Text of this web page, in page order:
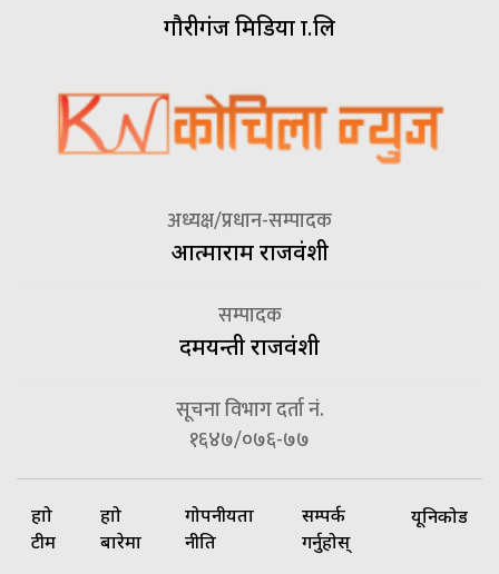
गौरीगंज मिडिया प्रा.लि
अध्यक्ष/प्रधान-सम्पादक
आत्माराम राजवंशी
सम्पादक
दमयन्ती राजवंशी
सूचना विभाग दर्ता नं.
१६४७/०७६-७७
हाम्रो
टीम
हाम्रो
बारेमा
गोपनीयता
नीति
सम्पर्क
गर्नुहोस्
यूनिकोड